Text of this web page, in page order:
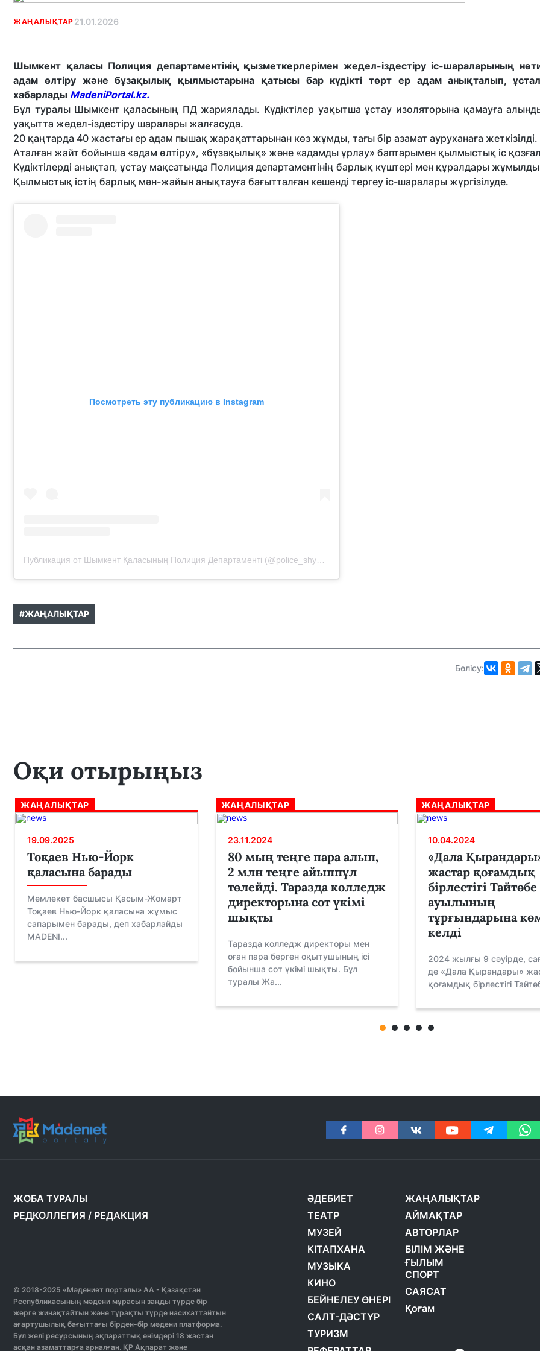
ЖАҢАЛЫҚТАР 21.01.2026
Шымкент қаласы Полиция департаментінің қызметкерлерімен жедел-іздестіру іс-шараларының
адам өлтіру және бұзақылық қылмыстарына қатысы бар күдікті төрт ер адам анықталып,
хабарлады MadeniPortal.kz.
Бұл туралы Шымкент қаласының ПД жариялады. Күдіктілер уақытша ұстау изоляторына қамауға
уақытта жедел-іздестіру шаралары жалғасуда.
20 қаңтарда 40 жастағы ер адам пышақ жарақаттарынан көз жұмды, тағы бір азамат ауруханаға жеткізілді.
Аталған жайт бойынша «адам өлтіру», «бұзақылық» және «адамды ұрлау» баптарымен қылмыстық іс
Күдіктілерді анықтап, ұстау мақсатында Полиция департаментінің барлық күштері мен құралдары
Қылмыстық істің барлық мән-жайын анықтауға бағытталған кешенді тергеу іс-шаралары жүргізілуде.
Посмотреть эту публикацию в Instagram
#ЖАҢАЛЫҚТАР
Бөлісу:
Оқи отырыңыз
ЖАҢАЛЫҚТАР
19.09.2025
Тоқаев Нью-Йорк
қаласына барады
Мемлекет басшысы Қасым-Жомарт
Тоқаев Нью-Йорк қаласына жұмыс
сапарымен барады, деп хабарлайды
MADENI...
ЖАҢАЛЫҚТАР
23.11.2024
80 мың теңге пара алып,
2 млн теңге айыппұл
төлейді. Таразда колледж
директорына сот үкімі
шықты
Таразда колледж директоры мен
оған пара берген оқытушының ісі
бойынша сот үкімі шықты. Бұл
туралы Жа...
ЖАҢАЛЫҚТАР
10.04.2024
«Дала
жастар қоғамдық
бірлестігі Тайтөбе
ауылының
тұрғындарына
келді
2024 жылғы 9 сәуірде,
де «Дала Қырандары»
қоғамдық бірлестігі
ЖОБА ТУРАЛЫ
РЕДКОЛЛЕГИЯ / РЕДАКЦИЯ
© 2018-2025 «Мәдениет порталы» АА - Қазақстан
Республикасының мәдени мұрасын заңды түрде бір
жерге жинақтайтын және тұрақты түрде насихаттайтын
ағартушылық бағыттағы бірден-бір мәдени платформа.
Бұл желі ресурсының ақпараттық өнімдері 18 жастан
асқан азаматтарға арналған. ҚР Ақпарат және
ӘДЕБИЕТ
ТЕАТР
МУЗЕЙ
КІТАПХАНА
МУЗЫКА
КИНО
БЕЙНЕЛЕУ ӨНЕРІ
САЛТ-ДӘСТҮР
ТУРИЗМ
ЖАҢАЛЫҚТАР
АЙМАҚТАР
АВТОРЛАР
БІЛІМ ЖӘНЕ
ҒЫЛЫМ
СПОРТ
САЯСАТ
Қоғам